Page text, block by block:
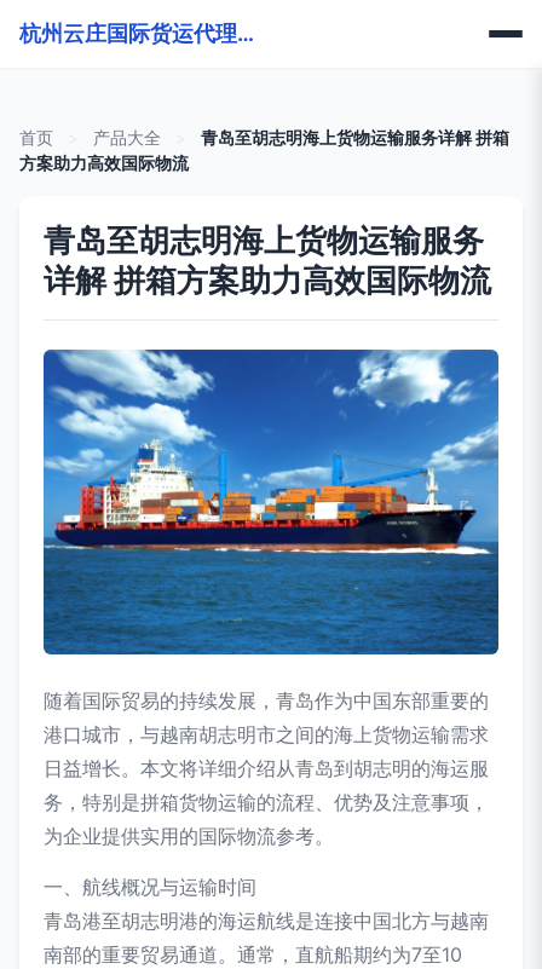
杭州云庄国际货运代理有限公司
首页 产品大全
青岛至胡志明海上货物运输服务详解 拼箱
方案助力高效国际物流
青岛至胡志明海上货物运输服务
详解 拼箱方案助力高效国际物流
随着国际贸易的持续发展，青岛作为中国东部重要的
港口城市，与越南胡志明市之间的海上货物运输需求
日益增长。本文将详细介绍从青岛到胡志明的海运服
务，特别是拼箱货物运输的流程、优势及注意事项，
为企业提供实用的国际物流参考。
一、航线概况与运输时间
青岛港至胡志明港的海运航线是连接中国北方与越南
南部的重要贸易通道。通常，直航船期约为7至10